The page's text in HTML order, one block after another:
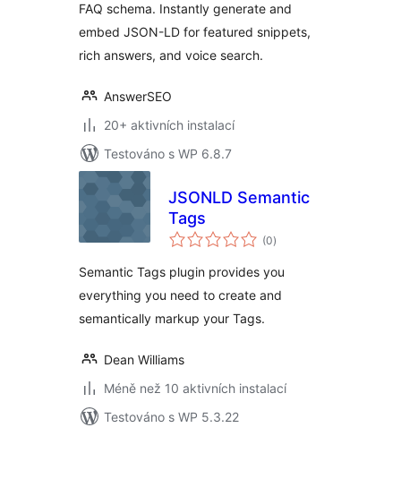
FAQ schema. Instantly generate and
embed JSON-LD for featured snippets,
rich answers, and voice search.
AnswerSEO
20+ aktivních instalací
Testováno s WP 6.8.7
JSONLD Semantic
Tags
(0celkové
hodnocení
)
Semantic Tags plugin provides you
everything you need to create and
semantically markup your Tags.
Dean Williams
Méně než 10 aktivních instalací
Testováno s WP 5.3.22